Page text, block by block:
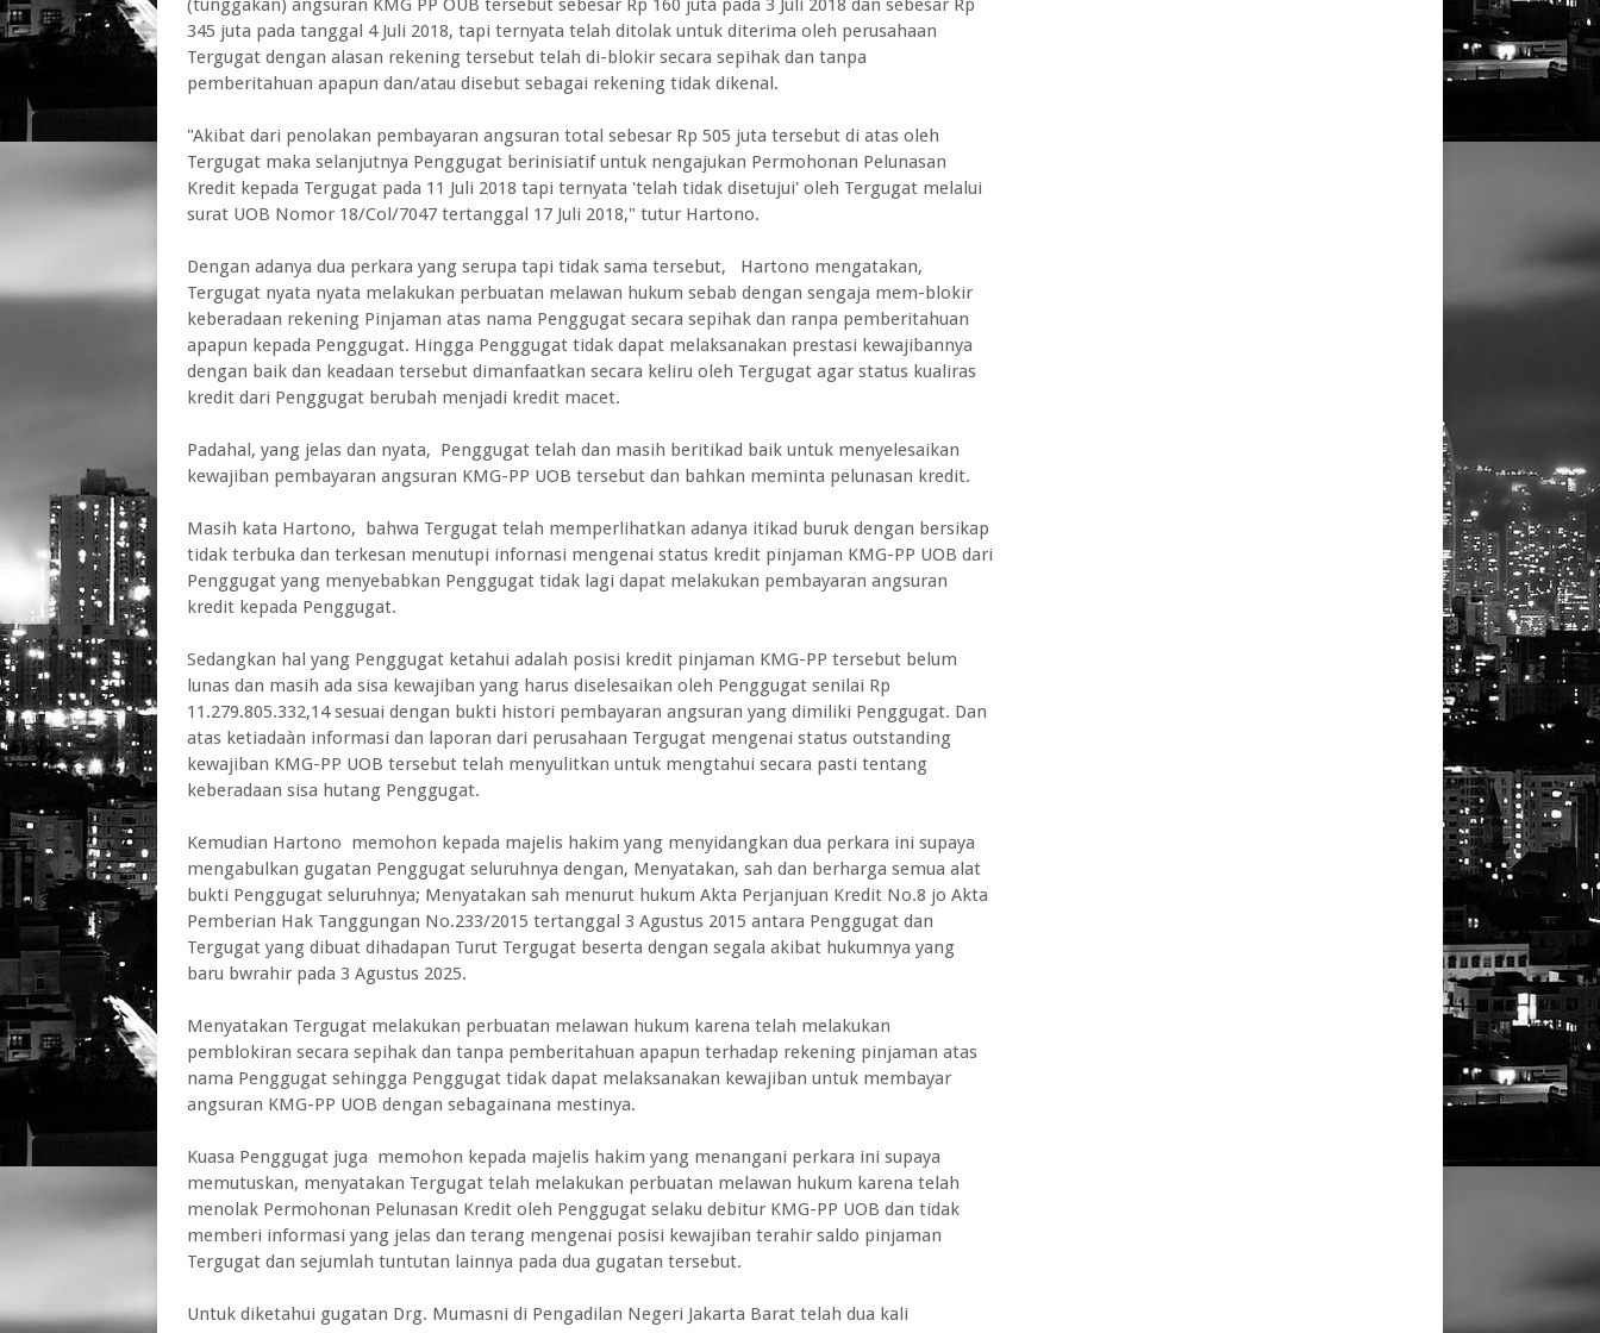
345 juta pada tanggal 4 Juli 2018, tapi ternyata telah ditolak untuk diterima oleh perusahaan
Tergugat dengan alasan rekening tersebut telah di-blokir secara sepihak dan tanpa
pemberitahuan apapun dan/atau disebut sebagai rekening tidak dikenal.
"Akibat dari penolakan pembayaran angsuran total sebesar Rp 505 juta tersebut di atas oleh
Tergugat maka selanjutnya Penggugat berinisiatif untuk nengajukan Permohonan Pelunasan
Kredit kepada Tergugat pada 11 Juli 2018 tapi ternyata 'telah tidak disetujui' oleh Tergugat melalui
surat UOB Nomor 18/Col/7047 tertanggal 17 Juli 2018," tutur Hartono.
Dengan adanya dua perkara yang serupa tapi tidak sama tersebut, Hartono mengatakan,
Tergugat nyata nyata melakukan perbuatan melawan hukum sebab dengan sengaja mem-blokir
keberadaan rekening Pinjaman atas nama Penggugat secara sepihak dan ranpa pemberitahuan
apapun kepada Penggugat. Hingga Penggugat tidak dapat melaksanakan prestasi kewajibannya
dengan baik dan keadaan tersebut dimanfaatkan secara keliru oleh Tergugat agar status kualiras
kredit dari Penggugat berubah menjadi kredit macet.
Padahal, yang jelas dan nyata, Penggugat telah dan masih beritikad baik untuk menyelesaikan
kewajiban pembayaran angsuran KMG-PP UOB tersebut dan bahkan meminta pelunasan kredit.
Masih kata Hartono, bahwa Tergugat telah memperlihatkan adanya itikad buruk dengan bersikap
tidak terbuka dan terkesan menutupi infornasi mengenai status kredit pinjaman KMG-PP UOB dari
Penggugat yang menyebabkan Penggugat tidak lagi dapat melakukan pembayaran angsuran
kredit kepada Penggugat.
Sedangkan hal yang Penggugat ketahui adalah posisi kredit pinjaman KMG-PP tersebut belum
lunas dan masih ada sisa kewajiban yang harus diselesaikan oleh Penggugat senilai Rp
11.279.805.332,14 sesuai dengan bukti histori pembayaran angsuran yang dimiliki Penggugat. Dan
atas ketiadaàn informasi dan laporan dari perusahaan Tergugat mengenai status outstanding
kewajiban KMG-PP UOB tersebut telah menyulitkan untuk mengtahui secara pasti tentang
keberadaan sisa hutang Penggugat.
Kemudian Hartono memohon kepada majelis hakim yang menyidangkan dua perkara ini supaya
mengabulkan gugatan Penggugat seluruhnya dengan, Menyatakan, sah dan berharga semua alat
bukti Penggugat seluruhnya; Menyatakan sah menurut hukum Akta Perjanjuan Kredit No.8 jo Akta
Pemberian Hak Tanggungan No.233/2015 tertanggal 3 Agustus 2015 antara Penggugat dan
Tergugat yang dibuat dihadapan Turut Tergugat beserta dengan segala akibat hukumnya yang
baru bwrahir pada 3 Agustus 2025.
Menyatakan Tergugat melakukan perbuatan melawan hukum karena telah melakukan
pemblokiran secara sepihak dan tanpa pemberitahuan apapun terhadap rekening pinjaman atas
nama Penggugat sehingga Penggugat tidak dapat melaksanakan kewajiban untuk membayar
angsuran KMG-PP UOB dengan sebagainana mestinya.
Kuasa Penggugat juga memohon kepada majelis hakim yang menangani perkara ini supaya
memutuskan, menyatakan Tergugat telah melakukan perbuatan melawan hukum karena telah
menolak Permohonan Pelunasan Kredit oleh Penggugat selaku debitur KMG-PP UOB dan tidak
memberi informasi yang jelas dan terang mengenai posisi kewajiban terahir saldo pinjaman
Tergugat dan sejumlah tuntutan lainnya pada dua gugatan tersebut.
Untuk diketahui gugatan Drg. Mumasni di Pengadilan Negeri Jakarta Barat telah dua kali